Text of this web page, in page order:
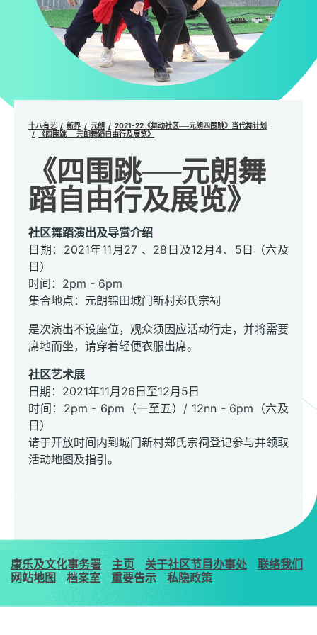
十八有艺 新界 元朗
2021-22《舞动社区──元朗四围跳》当代舞计划
《四围跳──元朗舞蹈自由行及展览》
《四围跳──元朗舞
蹈自由行及展览》
社区舞蹈演出及导赏介绍
日期：2021年11月27 、28日及12月4、5日（六及
日）
时间：2pm - 6pm
集合地点：元朗锦田城门新村郑氏宗祠
是次演出不设座位，观众须因应活动行走，并将需要
席地而坐，请穿着轻便衣服出席。
社区艺术展
日期：2021年11月26日至12月5日
时间：2pm - 6pm（一至五）/ 12nn - 6pm（六及
日）
请于开放时间内到城门新村郑氏宗祠登记参与并领取
活动地图及指引。
康乐及文化事务署 主页 关于社区节目办事处
联络我们
网站地图
档案室 重要告示 私隐政策